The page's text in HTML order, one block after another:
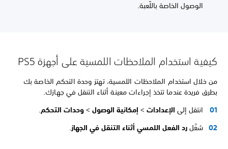
الوصول الخاصة باللّعبة.
كيفية استخدام الملاحظات اللمسية على أجهزة PS5
من خلال استخدام الملاحظات اللمسية، تهتز وحدة التحكم الخاصة بك
بطرق فريدة عندما تتخذ إجراءات معينة أثناء التنقل في جهازك.
انتقل إلىالإعدادات>إمكانية الوصول>وحدات التحكم.
شغّلرد الفعل اللمسي أثناء التنقل في الجهاز.